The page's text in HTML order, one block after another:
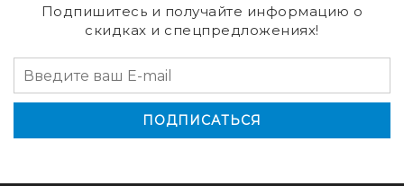
Подпишитесь и получайте информацию о
скидках и спецпредложениях!